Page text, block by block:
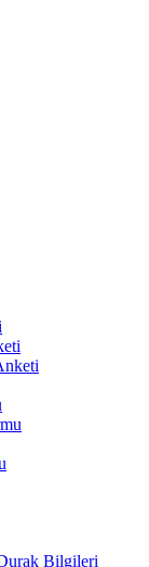
Bilgileri